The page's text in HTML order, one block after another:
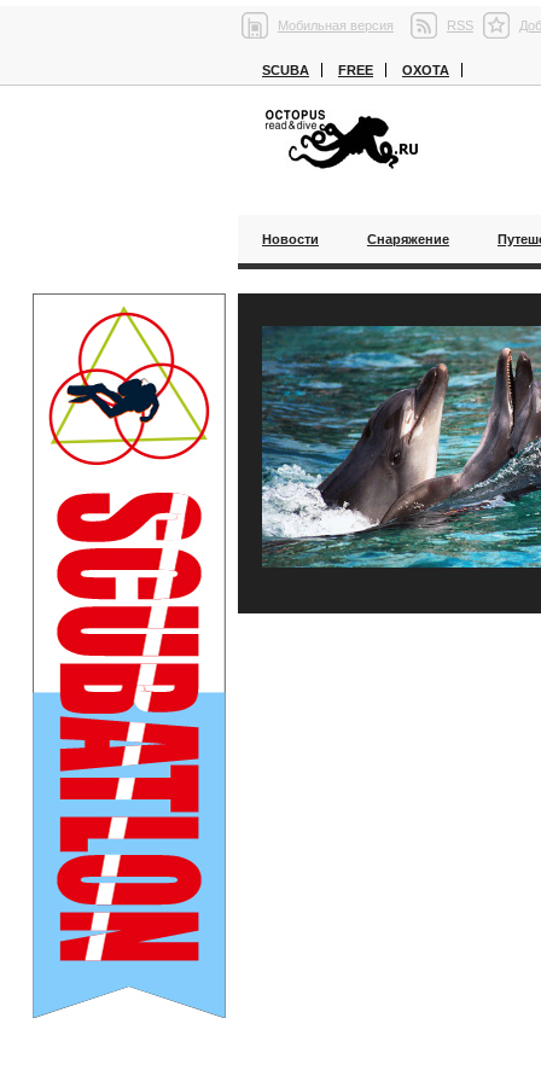
Мобильная версия RSS
SCUBA FREE ОХОТА
Новости Снаряжение